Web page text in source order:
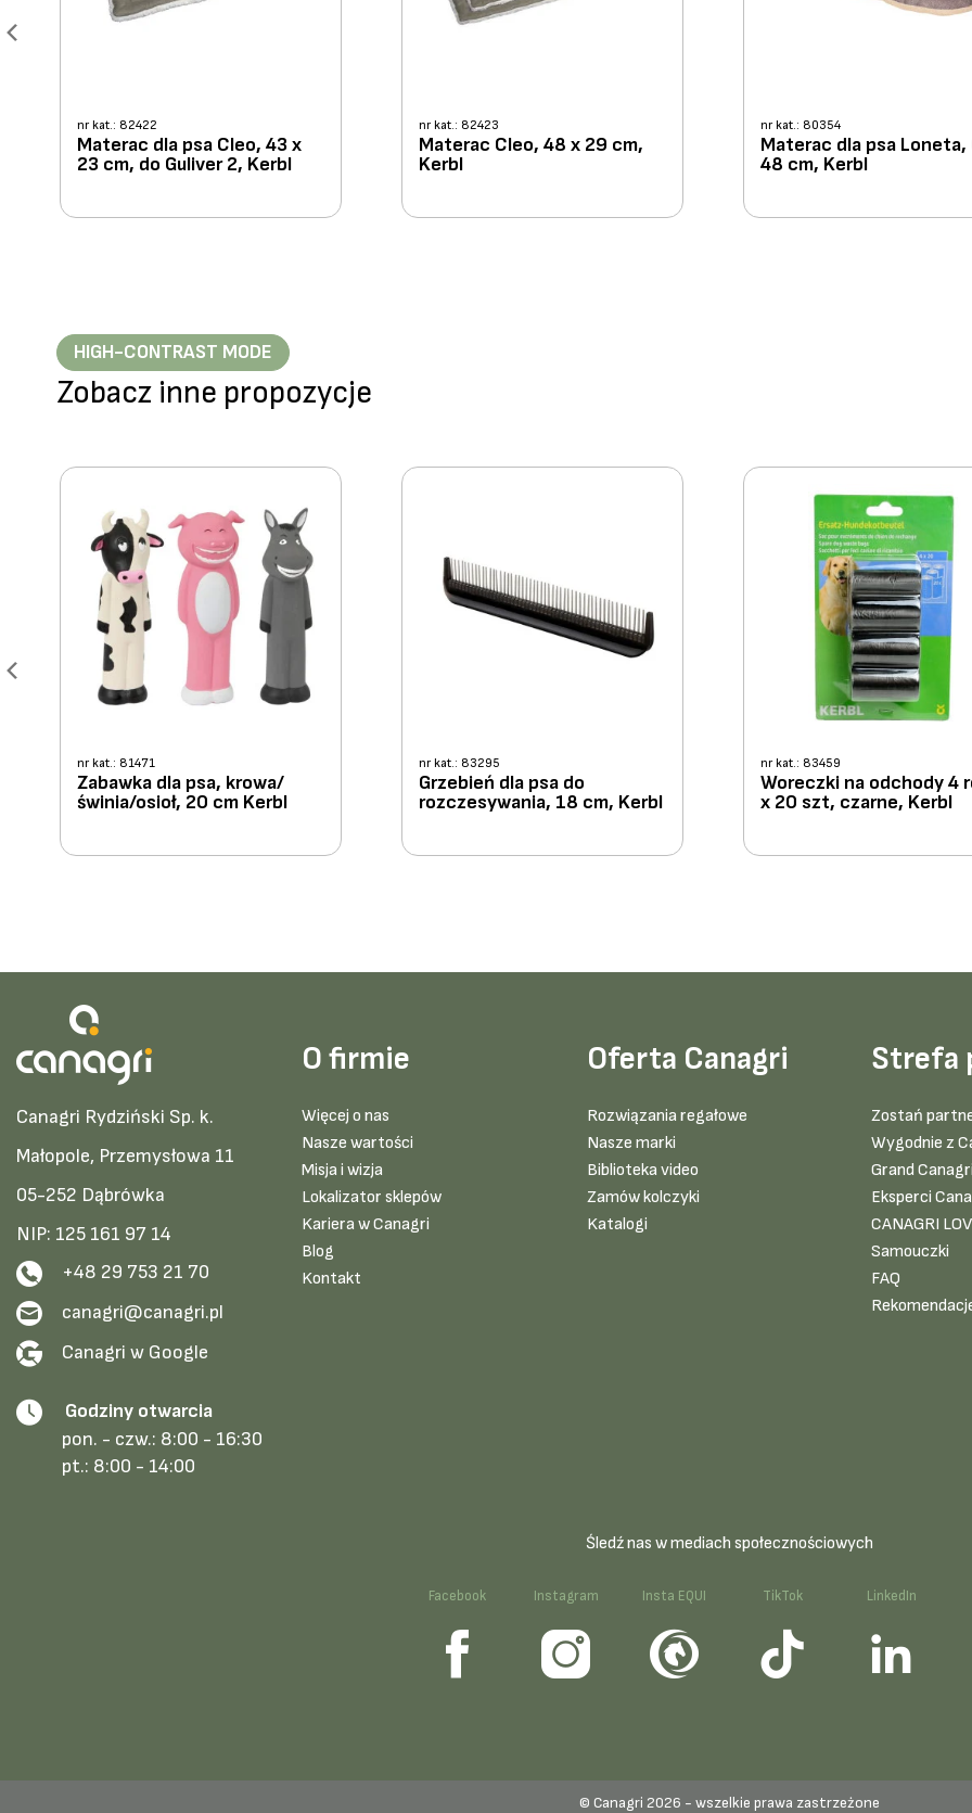
nr kat.: 82422
Materac dla psa Cleo, 43 x
23 cm, do Guliver 2, Kerbl
nr kat.: 82423
Materac Cleo, 48 x 29 cm,
Kerbl
nr kat.: 80354
Materac dla psa Loneta,
48 cm, Kerbl
HIGH-CONTRAST MODE
Zobacz inne propozycje
nr kat.: 81471
Zabawka dla psa, krowa/
świnia/osioł, 20 cm Kerbl
nr kat.: 83295
Grzebień dla psa do
rozczesywania, 18 cm, Kerbl
nr kat.: 83459
Woreczki na odchody 4
x 20 szt, czarne, Kerbl
Canagri Rydziński Sp. k.
Małopole, Przemysłowa 11
05-252 Dąbrówka
NIP: 125 161 97 14
+48 29 753 21 70
canagri@canagri.pl
Canagri w Google
Godziny otwarcia
pon. - czw.: 8:00 - 16:30
pt.: 8:00 - 14:00
O firmie
Więcej o nas
Nasze wartości
Misja i wizja
Lokalizator sklepów
Kariera w Canagri
Blog
Kontakt
Oferta Canagri
Rozwiązania regałowe
Nasze marki
Biblioteka video
Zamów kolczyki
Katalogi
Strefa
Zostań
Wygodnie z
Grand Canagri
Eksperci
CANAGRI
Samouczki
FAQ
Śledź nas w mediach społecznościowych
Facebook Instagram Insta EQUI TikTok LinkedIn
© Canagri 2026 - wszelkie prawa zastrzeżone